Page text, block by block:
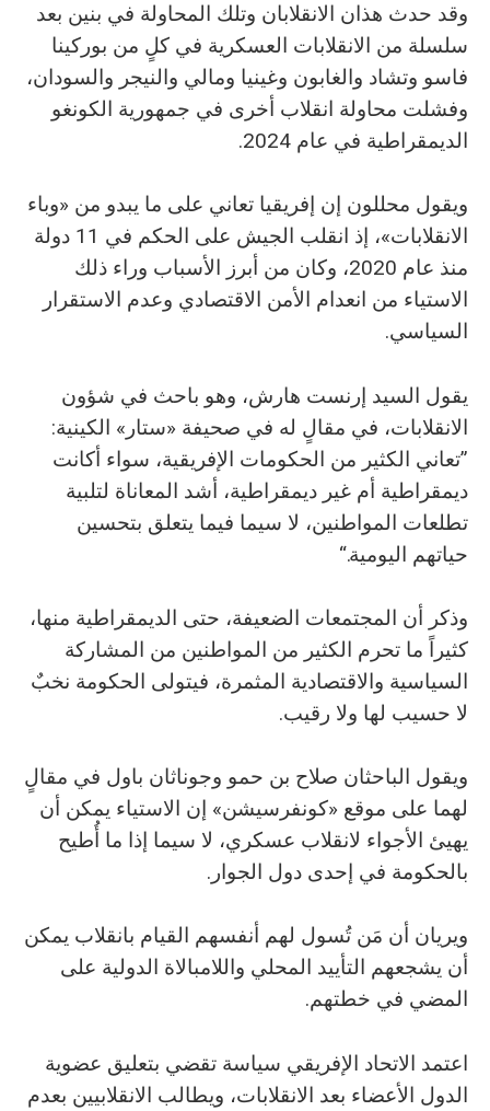
وقد حدث هذان الانقلابان وتلك المحاولة في بنين بعد
سلسلة من الانقلابات العسكرية في كلٍ من بوركينا
فاسو وتشاد والغابون وغينيا ومالي والنيجر والسودان،
وفشلت محاولة انقلاب أخرى في جمهورية الكونغو
الديمقراطية في عام 2024.
ويقول محللون إن إفريقيا تعاني على ما يبدو من «وباء
الانقلابات»، إذ انقلب الجيش على الحكم في 11 دولة
منذ عام 2020، وكان من أبرز الأسباب وراء ذلك
الاستياء من انعدام الأمن الاقتصادي وعدم الاستقرار
السياسي.
يقول السيد إرنست هارش، وهو باحث في شؤون
الانقلابات، في مقالٍ له في صحيفة «ستار» الكينية:
”تعاني الكثير من الحكومات الإفريقية، سواء أكانت
ديمقراطية أم غير ديمقراطية، أشد المعاناة لتلبية
تطلعات المواطنين، لا سيما فيما يتعلق بتحسين
حياتهم اليومية.“
وذكر أن المجتمعات الضعيفة، حتى الديمقراطية منها،
كثيراً ما تحرم الكثير من المواطنين من المشاركة
السياسية والاقتصادية المثمرة، فيتولى الحكومة نخبٌ
لا حسيب لها ولا رقيب.
ويقول الباحثان صلاح بن حمو وجوناثان باول في مقالٍ
لهما على موقع «كونفرسيشن» إن الاستياء يمكن أن
يهيئ الأجواء لانقلاب عسكري، لا سيما إذا ما أُطيح
بالحكومة في إحدى دول الجوار.
ويريان أن مَن تُسول لهم أنفسهم القيام بانقلاب يمكن
أن يشجعهم التأييد المحلي واللامبالاة الدولية على
المضي في خطتهم.
اعتمد الاتحاد الإفريقي سياسة تقضي بتعليق عضوية
الدول الأعضاء بعد الانقلابات، ويطالب الانقلابيين بعدم